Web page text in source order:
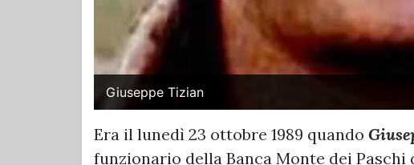
Giuseppe Tizian
Era il lunedì 23 ottobre 1989 quando
funzionario della Banca Monte dei Paschi